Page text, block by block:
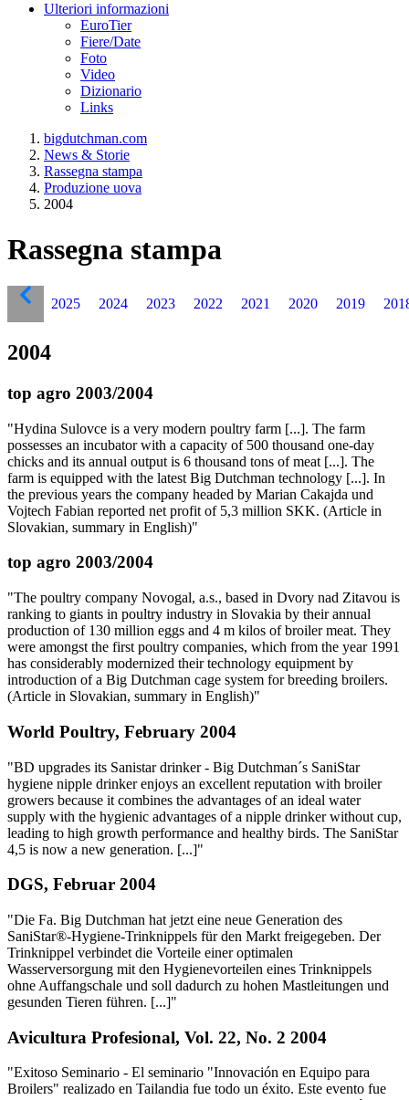
Ulteriori informazioni
EuroTier
Fiere/Date
Foto
Video
Dizionario
Links
bigdutchman.com
News & Storie
Rassegna stampa
Produzione uova
2004
Rassegna stampa
2025 2024 2023 2022 2021 2020 2019
2004
top agro 2003/2004
"Hydina Sulovce is a very modern poultry farm [...]. The farm
possesses an incubator with a capacity of 500 thousand one-day
chicks and its annual output is 6 thousand tons of meat [...]. The
farm is equipped with the latest Big Dutchman technology [...]. In
the previous years the company headed by Marian Cakajda und
Vojtech Fabian reported net profit of 5,3 million SKK. (Article in
Slovakian, summary in English)"
top agro 2003/2004
"The poultry company Novogal, a.s., based in Dvory nad Zitavou is
ranking to giants in poultry industry in Slovakia by their annual
production of 130 million eggs and 4 m kilos of broiler meat. They
were amongst the first poultry companies, which from the year 1991
has considerably modernized their technology equipment by
introduction of a Big Dutchman cage system for breeding broilers.
(Article in Slovakian, summary in English)"
World Poultry, February 2004
"BD upgrades its Sanistar drinker - Big Dutchman´s SaniStar
hygiene nipple drinker enjoys an excellent reputation with broiler
growers because it combines the advantages of an ideal water
supply with the hygienic advantages of a nipple drinker without cup,
leading to high growth performance and healthy birds. The SaniStar
4,5 is now a new generation. [...]"
DGS, Februar 2004
"Die Fa. Big Dutchman hat jetzt eine neue Generation des
SaniStar®-Hygiene-Trinknippels für den Markt freigegeben. Der
Trinknippel verbindet die Vorteile einer optimalen
Wasserversorgung mit den Hygienevorteilen eines Trinknippels
ohne Auffangschale und soll dadurch zu hohen Mastleitungen und
gesunden Tieren führen. [...]"
Avicultura Profesional, Vol. 22, No. 2 2004
"Exitoso Seminario - El seminario "Innovación en Equipo para
Broilers" realizado en Tailandia fue todo un éxito. Este evento fue